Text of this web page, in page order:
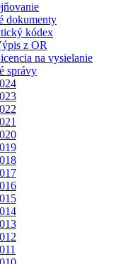
dokumenty
kódex
z OR
na vysielanie
správy